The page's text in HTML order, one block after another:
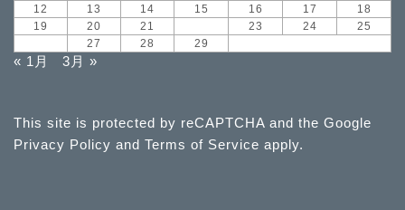
12
13 14 15 16 17
18
19
20 21 23 24
25
27 28 29
« 1月 3月 »
This site is protected by reCAPTCHA and the Google
Privacy Policy and Terms of Service apply.